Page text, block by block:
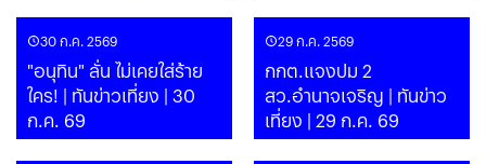
30 ก.ค. 2569
"อนุทิน" ลั่น ไม่เคยใส่ร้าย
ใคร! | ทันข่าวเที่ยง | 30
ก.ค. 69
29 ก.ค. 2569
กกต.แจงปม 2
สว.อำนาจเจริญ | ทันข่าว
เที่ยง | 29 ก.ค. 69